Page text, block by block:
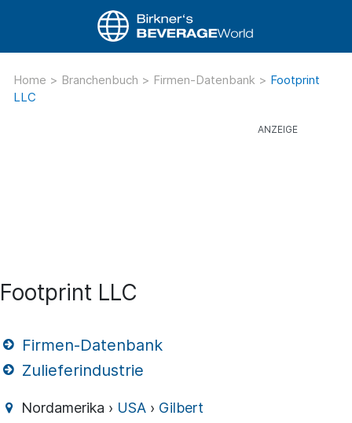
Home > Branchenbuch > Firmen-Datenbank > Footprint
LLC
Footprint LLC
Firmen-Datenbank
Zulieferindustrie
Nordamerika › USA › Gilbert